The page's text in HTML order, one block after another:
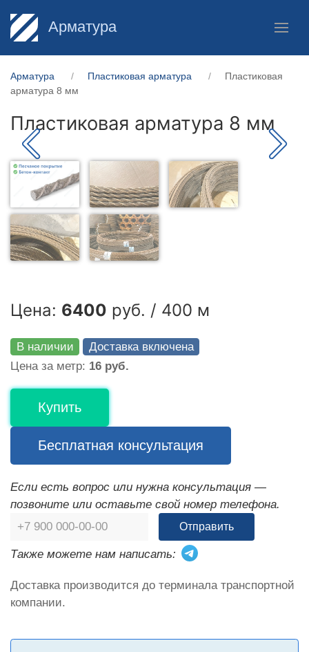
Арматура
Арматура Пластиковая арматура
Пластиковая
арматура 8 мм
Пластиковая арматура 8 мм
Цена: 6400 руб. / 400 м
В наличии
Доставка включена
Цена за метр: 16 руб.
Купить
Бесплатная консультация
Если есть вопрос или нужна консультация —
позвоните или оставьте свой номер телефона.
Отправить
Также можете нам написать:
Доставка производится до терминала транспортной
компании.